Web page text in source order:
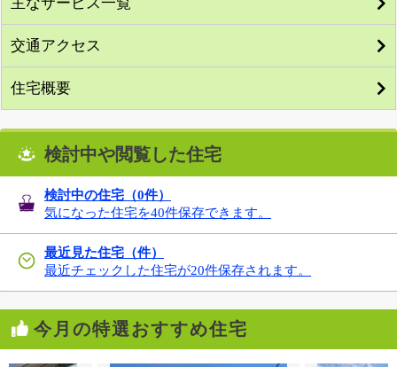
交通アクセス
住宅概要
検討中や閲覧した住宅
検討中の住宅（0件）
気になった住宅を40件保存できます。
最近見た住宅（件）
最近チェックした住宅が20件保存されます。
今月の特選おすすめ住宅